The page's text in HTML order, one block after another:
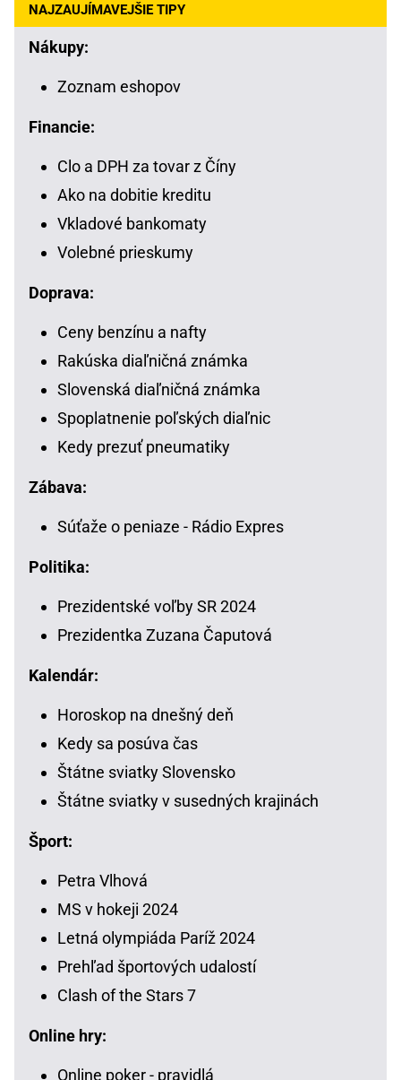
NAJZAUJÍMAVEJŠIE TIPY
Nákupy:
Zoznam eshopov
Financie:
Clo a DPH za tovar z Číny
Ako na dobitie kreditu
Vkladové bankomaty
Volebné prieskumy
Doprava:
Ceny benzínu a nafty
Rakúska diaľničná známka
Slovenská diaľničná známka
Spoplatnenie poľských diaľnic
Kedy prezuť pneumatiky
Zábava:
Súťaže o peniaze - Rádio Expres
Politika:
Prezidentské voľby SR 2024
Prezidentka Zuzana Čaputová
Kalendár:
Horoskop na dnešný deň
Kedy sa posúva čas
Štátne sviatky Slovensko
Štátne sviatky v susedných krajinách
Šport:
Petra Vlhová
MS v hokeji 2024
Letná olympiáda Paríž 2024
Prehľad športových udalostí
Clash of the Stars 7
Online hry:
Online poker - pravidlá